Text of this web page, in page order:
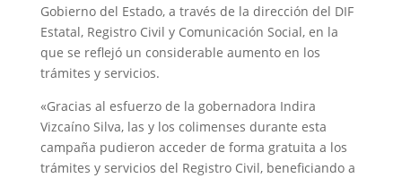
Gobierno del Estado, a través de la dirección del DIF
Estatal, Registro Civil y Comunicación Social, en la
que se reflejó un considerable aumento en los
trámites y servicios.
«Gracias al esfuerzo de la gobernadora Indira
Vizcaíno Silva, las y los colimenses durante esta
campaña pudieron acceder de forma gratuita a los
trámites y servicios del Registro Civil, beneficiando a